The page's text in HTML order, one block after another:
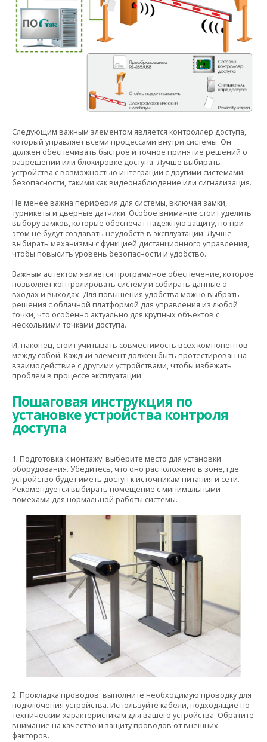
Следующим важным элементом является контроллер доступа,
который управляет всеми процессами внутри системы. Он
должен обеспечивать быстрое и точное принятие решений о
разрешении или блокировке доступа. Лучше выбирать
устройства с возможностью интеграции с другими системами
безопасности, такими как видеонаблюдение или сигнализация.
Не менее важна периферия для системы, включая замки,
турникеты и дверные датчики. Особое внимание стоит уделить
выбору замков, которые обеспечат надежную защиту, но при
этом не будут создавать неудобств в эксплуатации. Лучше
выбирать механизмы с функцией дистанционного управления,
чтобы повысить уровень безопасности и удобство.
Важным аспектом является программное обеспечение, которое
позволяет контролировать систему и собирать данные о
входах и выходах. Для повышения удобства можно выбрать
решения с облачной платформой для управления из любой
точки, что особенно актуально для крупных объектов с
несколькими точками доступа.
И, наконец, стоит учитывать совместимость всех компонентов
между собой. Каждый элемент должен быть протестирован на
взаимодействие с другими устройствами, чтобы избежать
проблем в процессе эксплуатации.
Пошаговая инструкция по
установке устройства контроля
доступа
1. Подготовка к монтажу: выберите место для установки
оборудования. Убедитесь, что оно расположено в зоне, где
устройство будет иметь доступ к источникам питания и сети.
Рекомендуется выбирать помещение с минимальными
помехами для нормальной работы системы.
2. Прокладка проводов: выполните необходимую проводку для
подключения устройства. Используйте кабели, подходящие по
техническим характеристикам для вашего устройства. Обратите
внимание на качество и защиту проводов от внешних
факторов.